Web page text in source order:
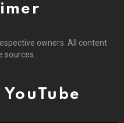
owners. All content
sources.
YouTube